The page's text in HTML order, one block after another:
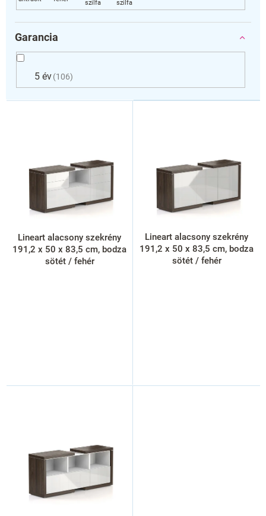
Garancia
5 év 106
T
Lineart alacsony szekrény
191,2 x 50 x 83,5 cm, bodza
sötét / fehér
Lineart alacsony szekrény
191,2 x 50 x 83,5 cm, bodza
sötét / fehér